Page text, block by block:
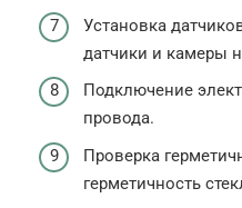
Установка
датчики и камеры
Подключение
провода.
Проверка
герметичность